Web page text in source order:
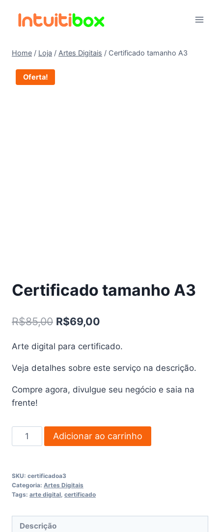
Home / Loja / Artes Digitais / Certificado tamanho A3
Oferta!
Certificado tamanho A3
R$85,00 O
original
era:
R$85,00.
R$69,00
atual
é:
R$69,00.
Arte digital para certificado.
Veja detalhes sobre este serviço na descrição.
Compre agora, divulgue seu negócio e saia na
frente!
Certificado
tamanho
quantidade
Adicionar ao carrinho
SKU: certificadoa3
Categoria: Artes Digitais
Tags: arte digital certificado
Descrição